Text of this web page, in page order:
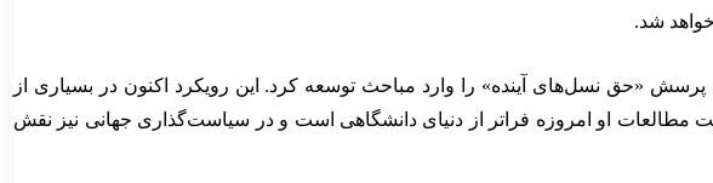
شد.
پرسش «حق نسل‌های آینده» را وارد مباحث توسعه کرد. این رویکرد اکنون در بسیاری از
مطالعات او امروزه فراتر از دنیای دانشگاهی است و در سیاست‌گذاری جهانی نیز نقش